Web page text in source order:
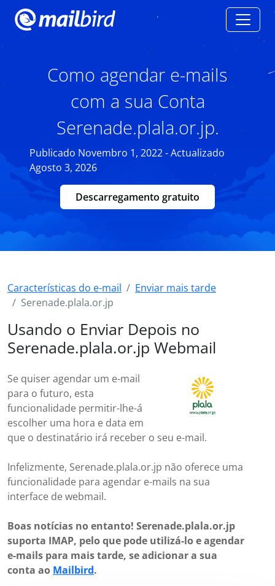
Como agendar e-mails
com a sua Conta
Serenade.plala.or.jp.
Publicado Novembro 1, 2022 - Actualizado
Agosto 3, 2026
Descarregamento gratuito
Características do e-mail
Enviar mais tarde
Serenade.plala.or.jp
Usando o Enviar Depois no
Serenade.plala.or.jp Webmail
Se quiser agendar um e-mail
para o futuro, esta
funcionalidade permitir-lhe-á
escolher uma hora e data em
que o destinatário irá receber o seu e-mail.
Infelizmente, Serenade.plala.or.jp não oferece uma
funcionalidade para agendar e-mails na sua
interface de webmail.
Boas notícias no entanto! Serenade.plala.or.jp
suporta IMAP, pelo que pode utilizá-lo e agendar
e-mails para mais tarde, se adicionar a sua
conta ao Mailbird.